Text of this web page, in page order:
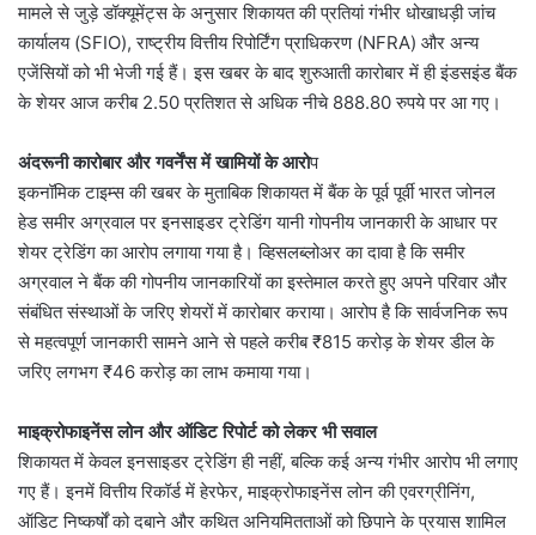
मामले से जुड़े डॉक्यूमेंट्स के अनुसार शिकायत की प्रतियां गंभीर धोखाधड़ी जांच
कार्यालय (SFIO), राष्ट्रीय वित्तीय रिपोर्टिंग प्राधिकरण (NFRA) और अन्य
एजेंसियों को भी भेजी गई हैं। इस खबर के बाद शुरुआती कारोबार में ही इंडसइंड बैंक
के शेयर आज करीब 2.50 प्रतिशत से अधिक नीचे 888.80 रुपये पर आ गए।
अंदरूनी कारोबार और गवर्नेंस में खामियों के आरोप
इकनॉमिक टाइम्स की खबर के मुताबिक शिकायत में बैंक के पूर्व पूर्वी भारत जोनल
हेड समीर अग्रवाल पर इनसाइडर ट्रेडिंग यानी गोपनीय जानकारी के आधार पर
शेयर ट्रेडिंग का आरोप लगाया गया है। व्हिसलब्लोअर का दावा है कि समीर
अग्रवाल ने बैंक की गोपनीय जानकारियों का इस्तेमाल करते हुए अपने परिवार और
संबंधित संस्थाओं के जरिए शेयरों में कारोबार कराया। आरोप है कि सार्वजनिक रूप
से महत्वपूर्ण जानकारी सामने आने से पहले करीब ₹815 करोड़ के शेयर डील के
जरिए लगभग ₹46 करोड़ का लाभ कमाया गया।
माइक्रोफाइनेंस लोन और ऑडिट रिपोर्ट को लेकर भी सवाल
शिकायत में केवल इनसाइडर ट्रेडिंग ही नहीं, बल्कि कई अन्य गंभीर आरोप भी लगाए
गए हैं। इनमें वित्तीय रिकॉर्ड में हेरफेर, माइक्रोफाइनेंस लोन की एवरग्रीनिंग,
ऑडिट निष्कर्षों को दबाने और कथित अनियमितताओं को छिपाने के प्रयास शामिल